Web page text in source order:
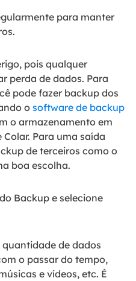
para manter
pois qualquer
perda de dados. Para
pode fazer backup dos
o software de backup
o armazenamento em
Para uma saída
de terceiros como o
boa escolha.
Backup e selecione
de dados
o passar do tempo,
e vídeos, etc. É